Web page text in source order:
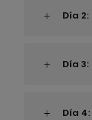
Día 2:
Día 3:
Día 4: